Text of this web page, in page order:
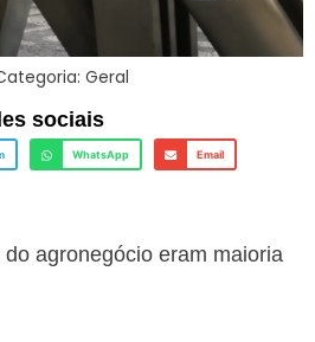
Geral
sociais
WhatsApp Email
agronegócio eram maioria